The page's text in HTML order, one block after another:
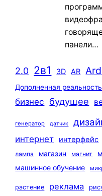
панели…
2.0 2в1 3D AR
Дополненная реальность
бизнес будущее
генератор датчик
интернет интерфейс
лампа
магазин магнит
машинное обучение
растение реклама